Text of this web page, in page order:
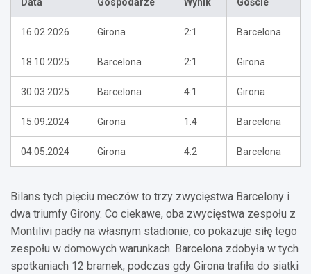
16.02.2026 Girona 2:1 Barcelona
18.10.2025 Barcelona 2:1 Girona
30.03.2025 Barcelona 4:1 Girona
15.09.2024 Girona 1:4 Barcelona
04.05.2024 Girona 4:2 Barcelona
Bilans tych pięciu meczów to trzy zwycięstwa Barcelony i
dwa triumfy Girony. Co ciekawe, oba zwycięstwa zespołu z
Montilivi padły na własnym stadionie, co pokazuje siłę tego
zespołu w domowych warunkach. Barcelona zdobyła w tych
spotkaniach 12 bramek, podczas gdy Girona trafiła do siatki